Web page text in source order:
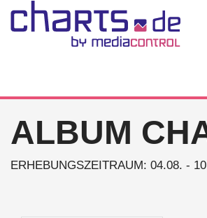
ALBUM
ERHEBUNGSZEITRAUM: 04.08. -